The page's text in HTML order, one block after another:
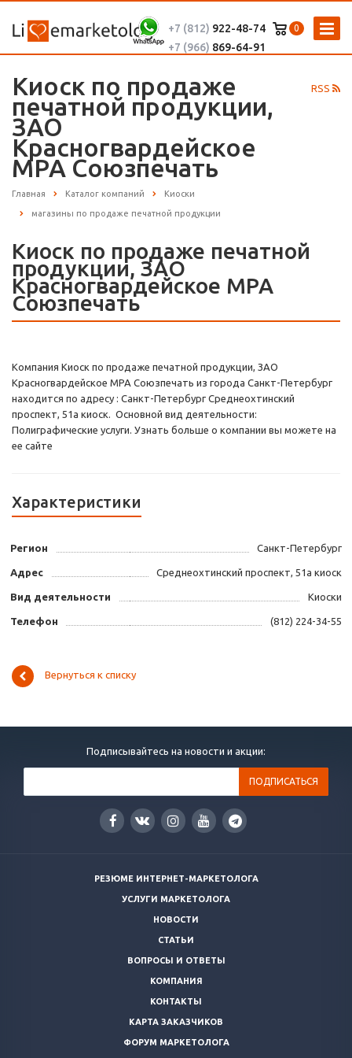
0
+7 (812) 922-48-74
+7 (966) 869-64-91
RSS
Киоск по продаже
печатной продукции,
ЗАО
Красногвардейское
МРА Союзпечать
Главная Каталог компаний Киоски
магазины по продаже печатной продукции
Киоск по продаже печатной
продукции, ЗАО
Красногвардейское МРА
Союзпечать
Компания Киоск по продаже печатной продукции, ЗАО
Красногвардейское МРА Союзпечать из города Санкт-Петербург
находится по адресу : Санкт-Петербург Среднеохтинский
проспект, 51а киоск. Основной вид деятельности:
Полиграфические услуги. Узнать больше о компании вы можете на
ее сайте
Характеристики
Регион Санкт-Петербург
Адрес Среднеохтинский проспект, 51а киоск
Вид деятельности Киоски
Телефон (812) 224-34-55
Вернуться к списку
Подписывайтесь на новости и акции:
РЕЗЮМЕ ИНТЕРНЕТ-МАРКЕТОЛОГА
УСЛУГИ МАРКЕТОЛОГА
НОВОСТИ
СТАТЬИ
ВОПРОСЫ И ОТВЕТЫ
КОМПАНИЯ
КОНТАКТЫ
КАРТА ЗАКАЗЧИКОВ
ФОРУМ МАРКЕТОЛОГА